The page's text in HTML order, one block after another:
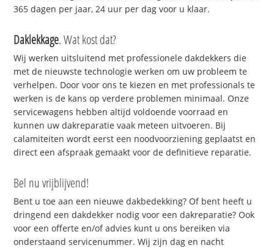
365 dagen per jaar, 24 uur per dag voor u klaar.
Daklekkage. Wat kost dat?
Wij werken uitsluitend met professionele dakdekkers die
met de nieuwste technologie werken om uw probleem te
verhelpen. Door voor ons te kiezen en met professionals te
werken is de kans op verdere problemen minimaal. Onze
servicewagens hebben altijd voldoende voorraad en
kunnen uw dakreparatie vaak meteen uitvoeren. Bij
calamiteiten wordt eerst een noodvoorziening geplaatst en
direct een afspraak gemaakt voor de definitieve reparatie.
Bel nu vrijblijvend!
Bent u toe aan een nieuwe dakbedekking? Of bent heeft u
dringend een dakdekker nodig voor een dakreparatie? Ook
voor een offerte en/of advies kunt u ons bereiken via
onderstaand servicenummer. Wij zijn dag en nacht